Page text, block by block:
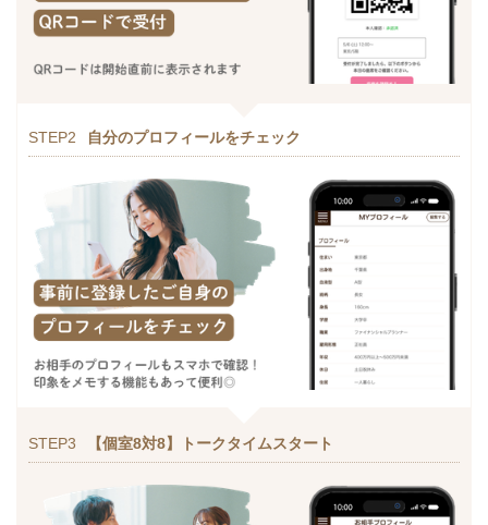
STEP2 自分のプロフィールをチェック
STEP3 【個室8対8】トークタイムスタート